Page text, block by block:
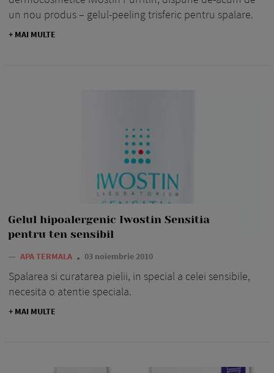
un nou produs – gelul-peeling trisferic pentru spalare.
+ MAI MULTE
Gelul hipoalergenic Iwostin Sensitia
pentru ten sensibil
— APA TERMALA 03 noiembrie 2010
Spalarea si curatarea pielii, in special a celei sensibile,
necesita o atentie speciala.
+ MAI MULTE